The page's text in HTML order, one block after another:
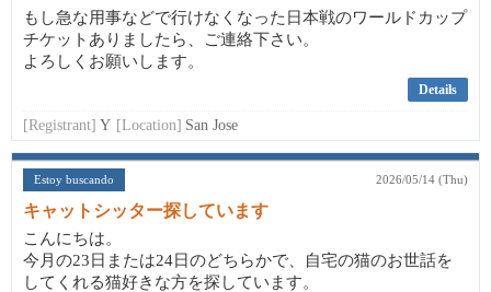
もし急な用事などで行けなくなった日本戦のワールドカップ
チケットありましたら、ご連絡下さい。
よろしくお願いします。
Details
[Registrant] Y [Location] San Jose
Estoy buscando 2026/05/14 (Thu)
キャットシッター探しています
こんにちは。
今月の23日または24日のどちらかで、自宅の猫のお世話を
してくれる猫好きな方を探しています。